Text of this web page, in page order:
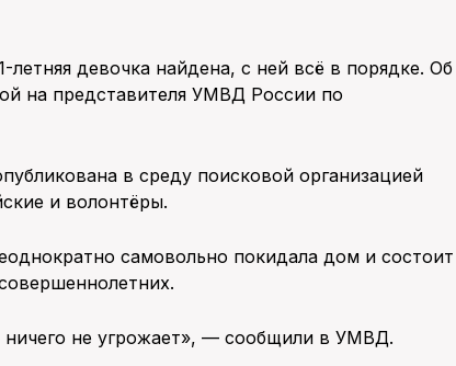
девочка найдена, с ней всё в порядке. Об
на представителя УМВД России по
в среду поисковой организацией
и волонтёры.
самовольно покидала дом и состоит
не угрожает», — сообщили в УМВД.